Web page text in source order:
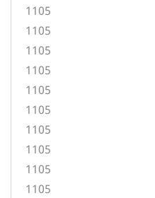
1105
1105
1105
1105
1105
1105
1105
1105
1105
1105